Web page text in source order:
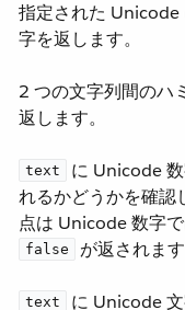
指定された Unicode
字を返します。
2 つの文字列間のハ
返します。
text
に Unicode
れるかどうかを確認
点は Unicode 数字で
false が返されます
text
に Unicode